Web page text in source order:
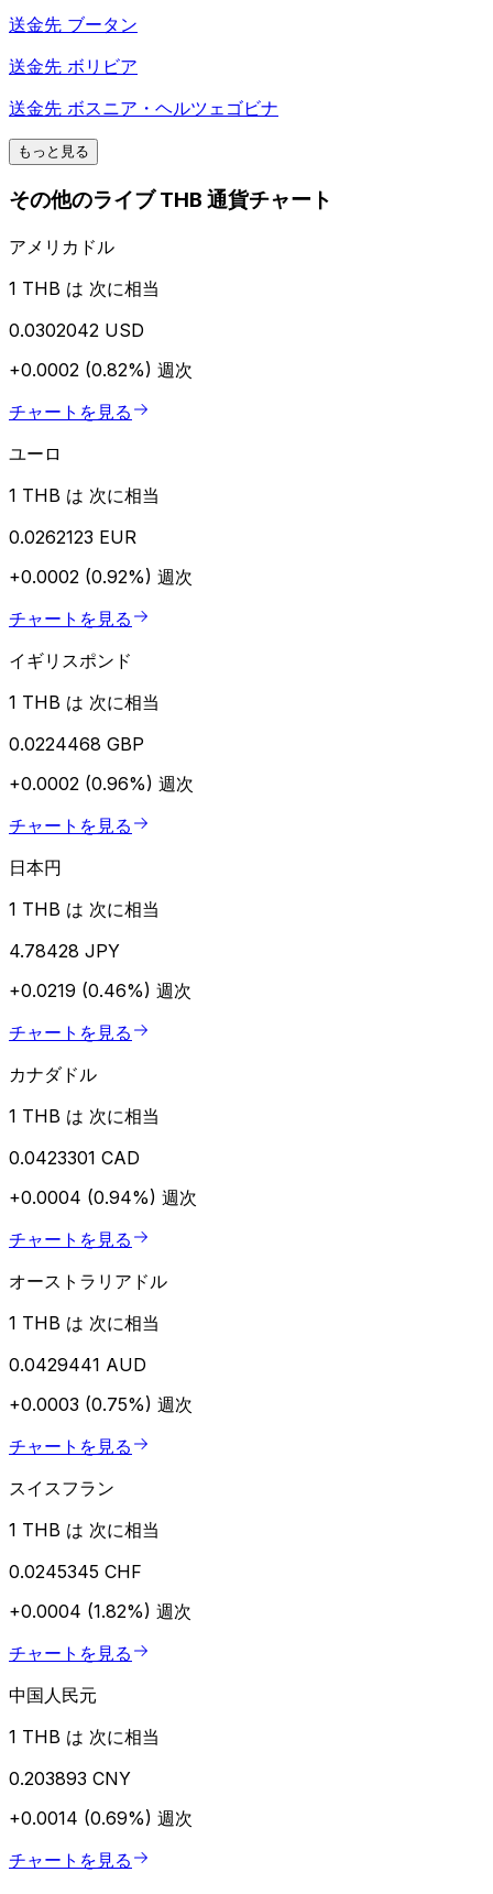
送金先 ブータン
送金先 ボリビア
送金先 ボスニア・ヘルツェゴビナ
もっと見る
その他のライブ THB 通貨チャート
アメリカドル
1 THB は 次に相当
0.0302042 USD
+0.0002 (0.82%) 週次
チャートを見る
ユーロ
1 THB は 次に相当
0.0262123 EUR
+0.0002 (0.92%) 週次
チャートを見る
イギリスポンド
1 THB は 次に相当
0.0224468 GBP
+0.0002 (0.96%) 週次
チャートを見る
日本円
1 THB は 次に相当
4.78428 JPY
+0.0219 (0.46%) 週次
チャートを見る
カナダドル
1 THB は 次に相当
0.0423301 CAD
+0.0004 (0.94%) 週次
チャートを見る
オーストラリアドル
1 THB は 次に相当
0.0429441 AUD
+0.0003 (0.75%) 週次
チャートを見る
スイスフラン
1 THB は 次に相当
0.0245345 CHF
+0.0004 (1.82%) 週次
チャートを見る
中国人民元
1 THB は 次に相当
0.203893 CNY
+0.0014 (0.69%) 週次
チャートを見る